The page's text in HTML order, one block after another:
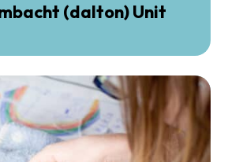
(dalton) Unit